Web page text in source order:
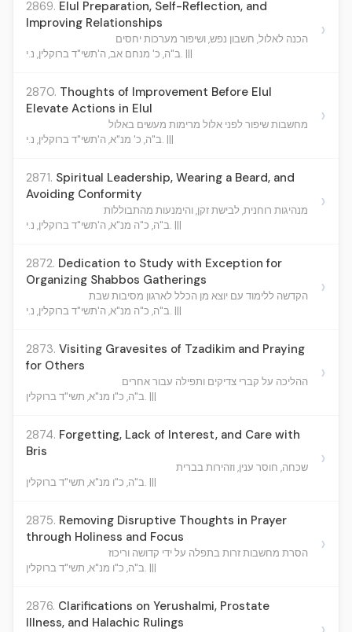
2869. Elul Preparation, Self-Reflection, and
Improving Relationships
הכנה לאלול, חשבון נפש, ושיפור מערכות יחסים
ב"ה, כ' מנחם אב, ה'תשי"ד ברוקלין, נ.י. |||
›
2870. Thoughts of Improvement Before Elul
Elevate Actions in Elul
מחשבות שיפור לפני אלול מרימות מעשים באלול
ב"ה, כ' מנ"א, ה'תשי"ד ברוקלין, נ.י. |||
›
2871. Spiritual Leadership, Wearing a Beard, and
Avoiding Conformity
מנהיגות רוחנית, לבישת זקן, והימנעות מהתבוללות
ב"ה, כ"ה מנ"א, ה'תשי"ד ברוקלין, נ.י. |||
›
2872. Dedication to Study with Exception for
Organizing Shabbos Gatherings
הקדשה ללימוד עם יוצא מן הכלל לארגון מסיבות שבת
ב"ה, כ"ה מנ"א, ה'תשי"ד ברוקלין, נ.י. |||
›
2873. Visiting Gravesites of Tzadikim and Praying
for Others
ההליכה על קברי צדיקים ותפילה עבור אחרים
ב"ה, כ"ו מנ"א, תשי"ד ברוקלין. |||
›
2874. Forgetting, Lack of Interest, and Care with
Bris
שכחה, חוסר ענין, וזהירות בברית
ב"ה, כ"ו מנ"א, תשי"ד ברוקלין. |||
›
2875. Removing Disruptive Thoughts in Prayer
through Holiness and Focus
הסרת מחשבות זרות בתפלה על ידי קדושה וריכוז
ב"ה, כ"ו מנ"א, תשי"ד ברוקלין. |||
›
2876. Clarifications on Yerushalmi, Prostate
Illness, and Halachic Rulings